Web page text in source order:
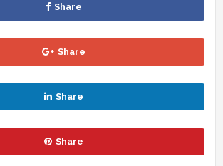
Share
Share
Share
Share